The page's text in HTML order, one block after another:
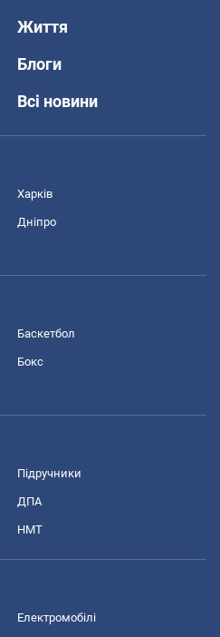
Життя
Блоги
Всі новини
Харків
Дніпро
Баскетбол
Бокс
Підручники
ДПА
НМТ
Електромобілі